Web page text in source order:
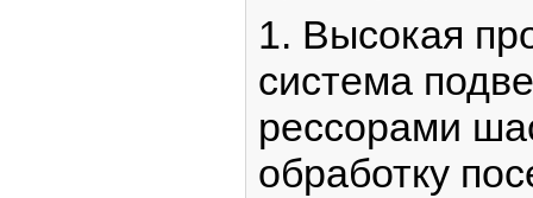
1. Высокая
система
рессорами
обработку